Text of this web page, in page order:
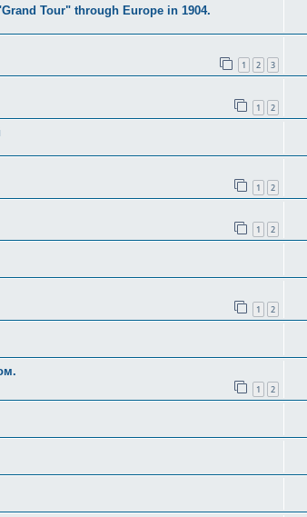
Tour" through Europe in 1904.
1 2 3
1 2
1 2
1 2
1 2
1 2